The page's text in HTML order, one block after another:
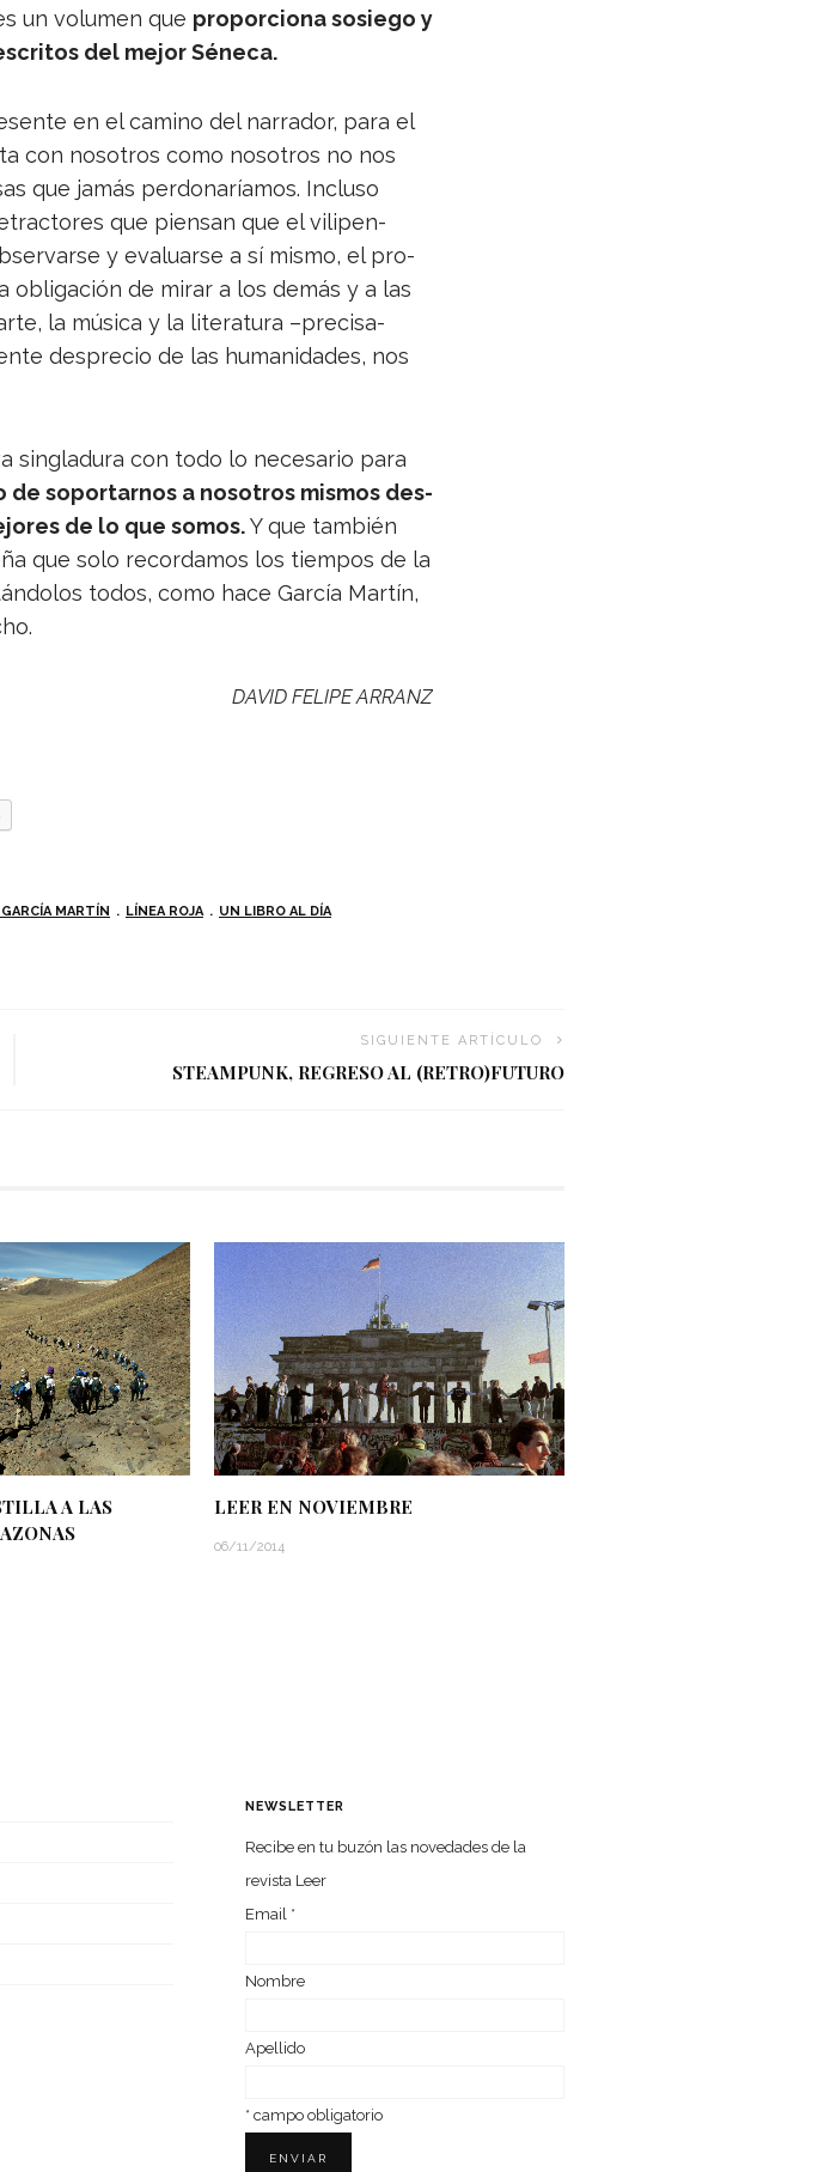
un volu­men que pro­por­ciona sosiego y
del mejor Séneca.
en el camino del narra­dor, para el
con noso­tros como noso­tros no nos
que jamás per­do­na­ría­mos. Incluso
que pien­san que el vili­pen­
y eva­luarse a sí mismo, el pro­
de mirar a los demás y a las
la música y la lite­ra­tura –pre­ci­sa­
des­pre­cio de las huma­ni­da­des, nos
sin­gla­dura con todo lo nece­sa­rio para
de sopor­tar­nos a noso­tros mis­mos des­
de lo que somos.Y que tam­bién
que solo recor­da­mos los tiem­pos de la
todos, como hace Gar­cía Mar­tín,
DAVID FELIPE ARRANZ
MARTÍN LÍNEA ROJA UN LIBRO AL DÍA
SIGUIENTE ARTÍCULO
STEAMPUNK, REGRESO AL (RETRO)FUTURO
A LAS
LEER EN NOVIEMBRE
06/11/2014
NEWSLETTER
Recibe en tu buzón las nove­da­des de la
revista Leer
Email *
Nom­bre
Ape­llido
* campo obligatorio